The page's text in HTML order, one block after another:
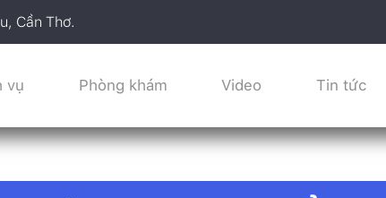
Cần Thơ.
vụ Phòng khám Video Tin tức